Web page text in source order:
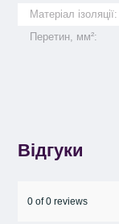
Матеріал ізоляції:
Перетин, мм²:
Відгуки
0 of 0 reviews